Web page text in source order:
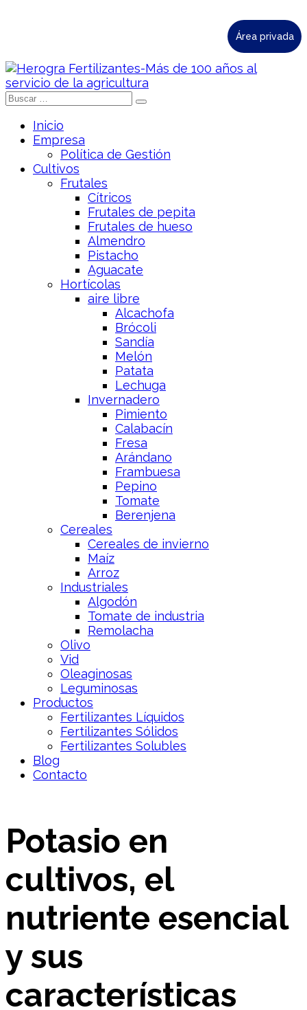
Área privada
Inicio
Empresa
Política de Gestión
Cultivos
Frutales
Cítricos
Frutales de pepita
Frutales de hueso
Almendro
Pistacho
Aguacate
Hortícolas
aire libre
Alcachofa
Brócoli
Sandía
Melón
Patata
Lechuga
Invernadero
Pimiento
Calabacín
Fresa
Arándano
Frambuesa
Pepino
Tomate
Berenjena
Cereales
Cereales de invierno
Maíz
Arroz
Industriales
Algodón
Tomate de industria
Remolacha
Olivo
Vid
Oleaginosas
Leguminosas
Productos
Fertilizantes Líquidos
Fertilizantes Sólidos
Fertilizantes Solubles
Blog
Contacto
Potasio en
cultivos, el
nutriente esencial
y sus
características